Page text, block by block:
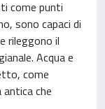
come punti
sono capaci di
rileggono il
Acqua e
come
che